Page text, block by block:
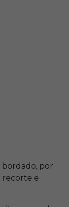
por
recorte e